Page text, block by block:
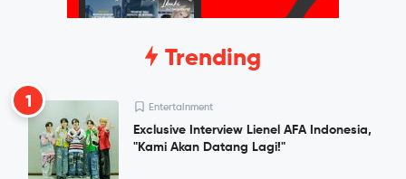
Trending
1 Entertainment
Exclusive Interview Lienel AFA Indonesia,
"Kami Akan Datang Lagi!"